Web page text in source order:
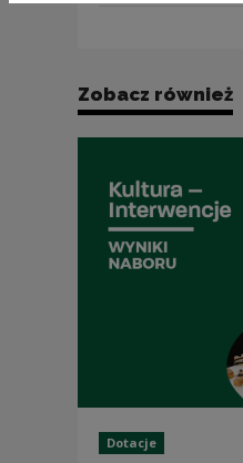
Zobacz również
Dotacje